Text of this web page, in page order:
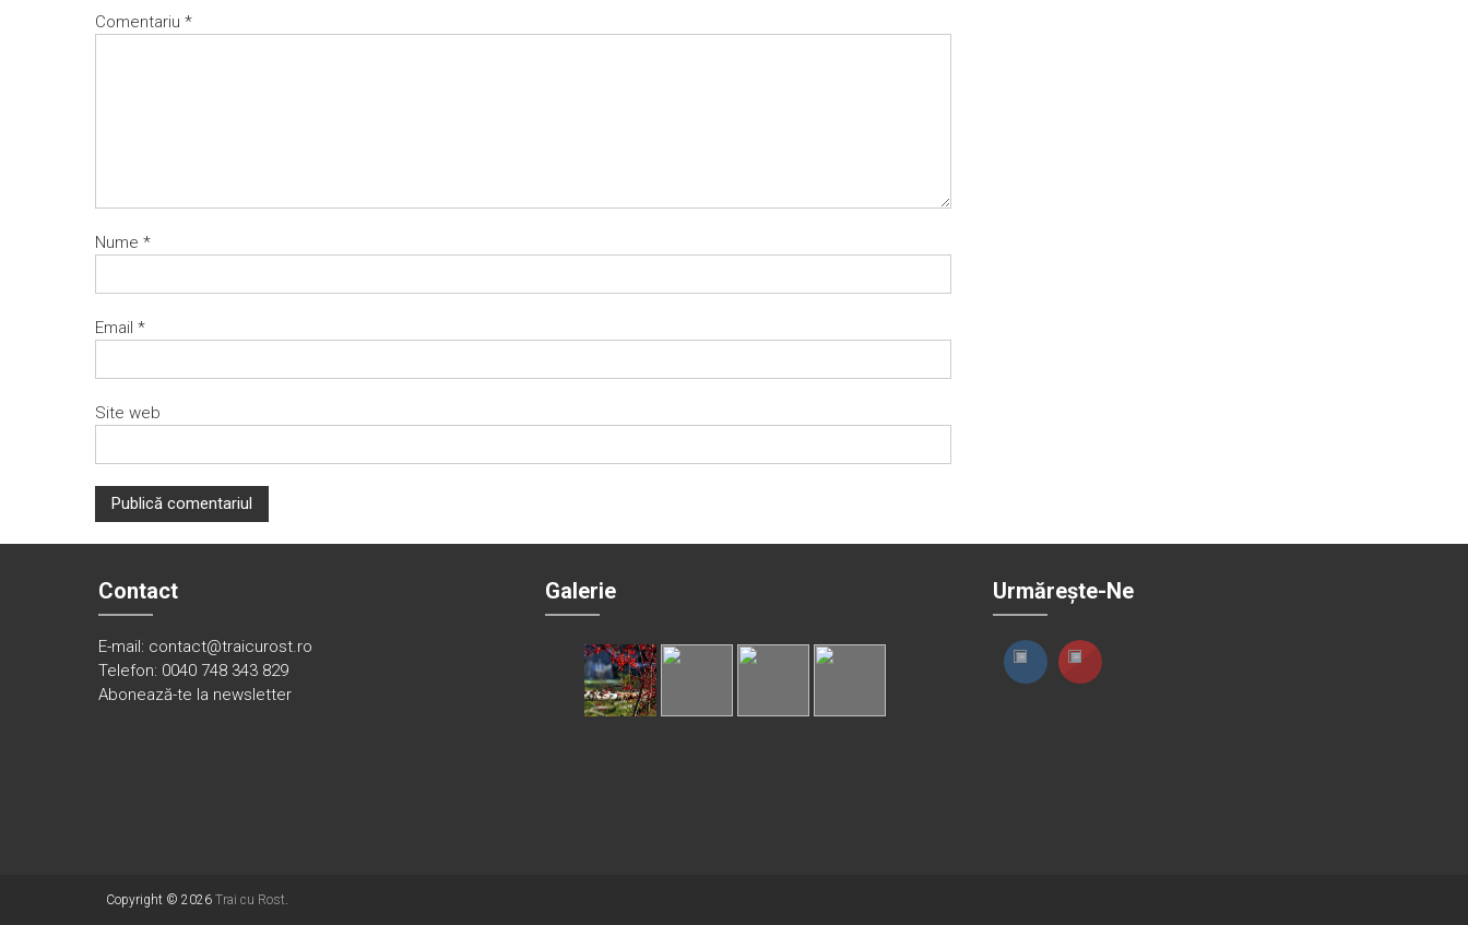
Comentariu *
Nume *
Email *
Site web
Contact
E-mail: contact@traicurost.ro
Telefon: 0040 748 343 829
Abonează-te la newsletter
Galerie Urmărește-Ne
Copyright © 2026 Trai cu Rost.